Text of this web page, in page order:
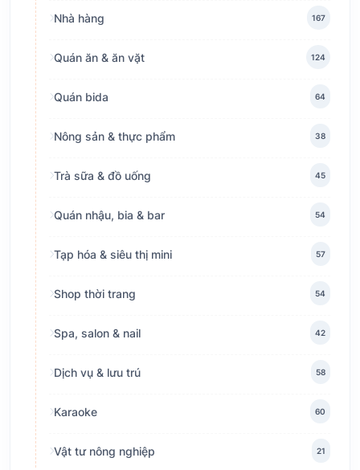
Nhà hàng 167
Quán ăn & ăn vặt 124
Quán bida 64
Nông sản & thực phẩm 38
Trà sữa & đồ uống 45
Quán nhậu, bia & bar 54
Tạp hóa & siêu thị mini 57
Shop thời trang 54
Spa, salon & nail 42
Dịch vụ & lưu trú 58
Karaoke 60
Vật tư nông nghiệp 21